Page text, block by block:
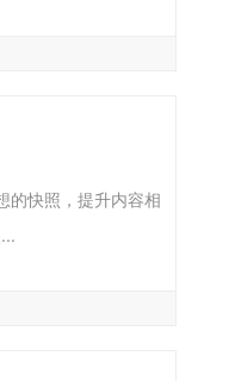
的快照，提升内容相